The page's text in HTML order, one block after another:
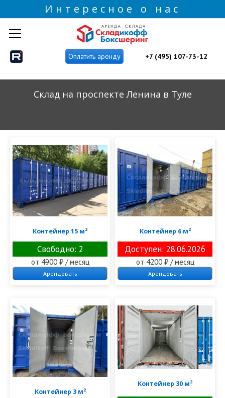
Интересное о нас
Оплатить аренду +7 (495) 107-73-12
Склад на проспекте Ленина в Туле
Контейнер 15 м2
Свободно: 2
от 4900 ₽ / месяц
Арендовать
Контейнер 6 м2
Доступен: 28.06.2026
от 4200 ₽ / месяц
Арендовать
Контейнер 3 м2
Контейнер 30 м2